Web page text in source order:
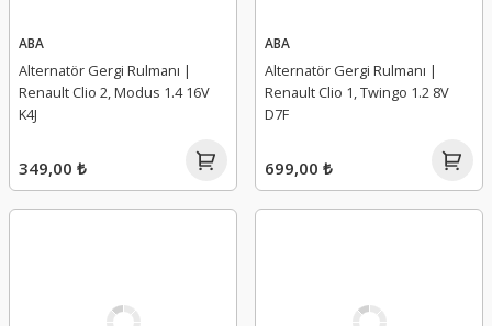
ABA
Alternatör Gergi Rulmanı |
Renault Clio 2, Modus 1.4 16V
K4J
349,00 ₺
ABA
Alternatör Gergi Rulmanı |
Renault Clio 1, Twingo 1.2 8V
D7F
699,00 ₺